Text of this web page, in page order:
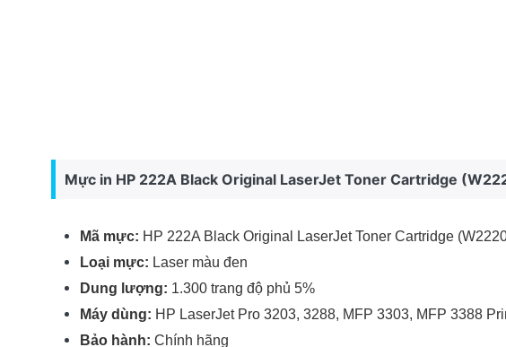
Mực in HP 222A Black Original LaserJet Toner Cartridge
Mã mực: HP 222A Black Original LaserJet Toner Cartridge
Loại mực: Laser màu đen
Dung lượng: 1.300 trang độ phủ 5%
Máy dùng: HP LaserJet Pro 3203, 3288, MFP 3303, MFP 3388
Bảo hành: Chính hãng